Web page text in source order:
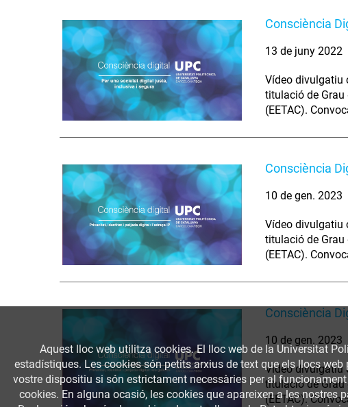
Consciència
13 de juny 2022
Vídeo divulgatiu
titulació de Grau
(EETAC).
Consciència
10 de gen. 2023
Vídeo divulgatiu
titulació de Grau
(EETAC).
Consciència
10 de gen. 2023
Vídeo divulgatiu
titulació de Grau
(EETAC).
Aquest lloc web utilitza cookies. El lloc web de la Universitat
estadístiques. Les cookies són petits arxius de text que els llocs
vostre dispositiu si són estrictament necessàries per al
cookies. En alguna ocasió, les cookies que apareixen a les nostres